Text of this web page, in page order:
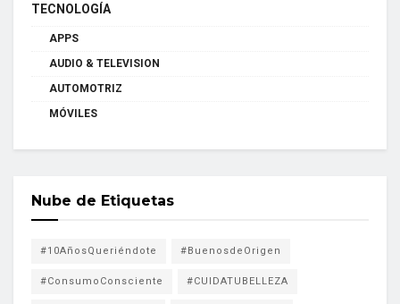
TECNOLOGÍA
APPS
AUDIO & TELEVISION
AUTOMOTRIZ
MÓVILES
Nube de Etiquetas
#10AñosQueriéndote #BuenosdeOrigen
#ConsumoConsciente #CUIDATUBELLEZA